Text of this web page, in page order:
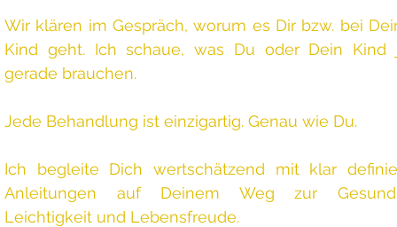
Wir klären im Gespräch, worum es Dir bzw. bei
Kind geht. Ich schaue, was Du oder Dein Kind
gerade brauchen.
Jede Behandlung ist einzigartig. Genau wie Du.
Ich begleite Dich wertschätzend mit klar
Anleitungen auf Deinem Weg zur
Leichtigkeit und Lebensfreude.